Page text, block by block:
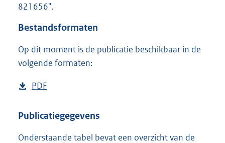
821656".
Bestandsformaten
Op dit moment is de publicatie beschikbaar in de
volgende formaten:
D
w
l
PDF
s
a
Publicatiegegevens
Onderstaande tabel bevat een overzicht van de